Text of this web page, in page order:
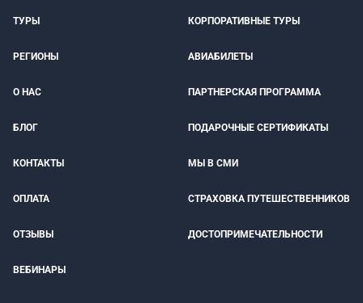
ТУРЫ КОРПОРАТИВНЫЕ ТУРЫ
РЕГИОНЫ АВИАБИЛЕТЫ
О НАС ПАРТНЕРСКАЯ ПРОГРАММА
БЛОГ ПОДАРОЧНЫЕ СЕРТИФИКАТЫ
КОНТАКТЫ МЫ В СМИ
ОПЛАТА СТРАХОВКА ПУТЕШЕСТВЕННИКОВ
ОТЗЫВЫ ДОСТОПРИМЕЧАТЕЛЬНОСТИ
ВЕБИНАРЫ